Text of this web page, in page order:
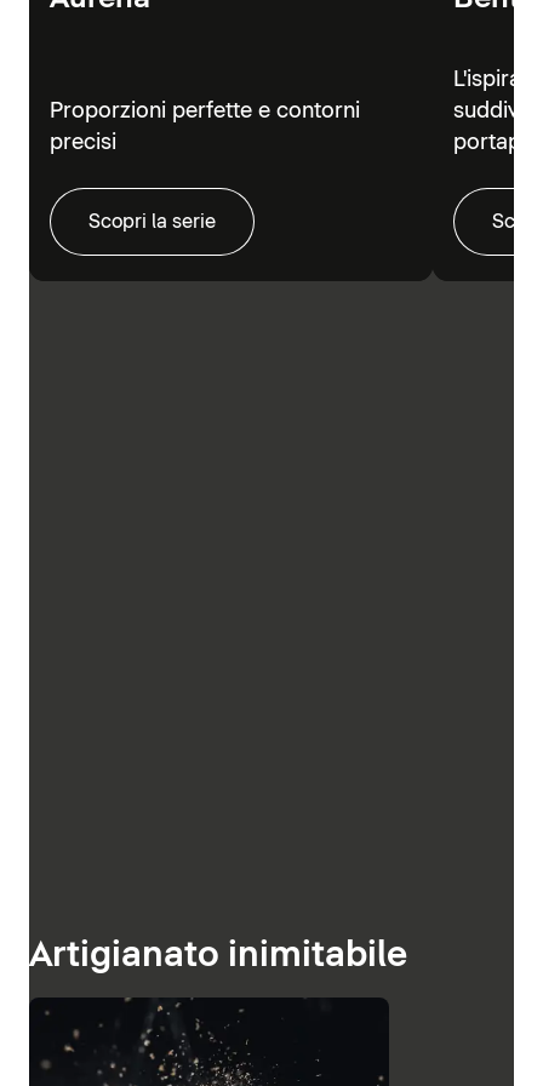
Proporzioni perfette e contorni
precisi
Scopri la serie
Artigianato inimitabile